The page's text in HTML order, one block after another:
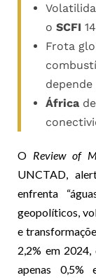
o SCFI
Frota
depende
África
O Review of
UNCTAD,
enfrenta
geopolíticos,
e
2,2% em
apenas 0,5%